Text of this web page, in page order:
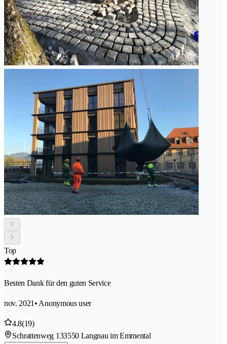
Top
Besten Dank für den guten Service
nov. 2021 • Anonymous user
4.8(19)
Schrattenweg 133550 Langnau im Emmental